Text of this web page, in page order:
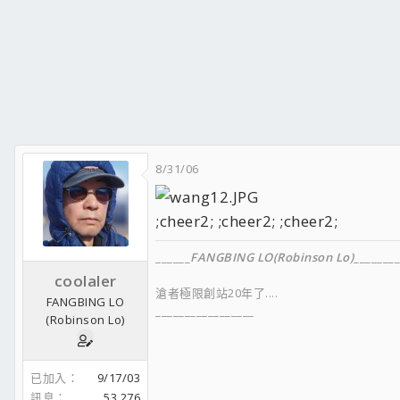
coolaler
FANGBING LO
(Robinson Lo)
已加入
9/17/03
8/31/06
;cheer2; ;cheer2; ;cheer2;
FANGBING LO(Robinson Lo)
滄者極限創站20年了....